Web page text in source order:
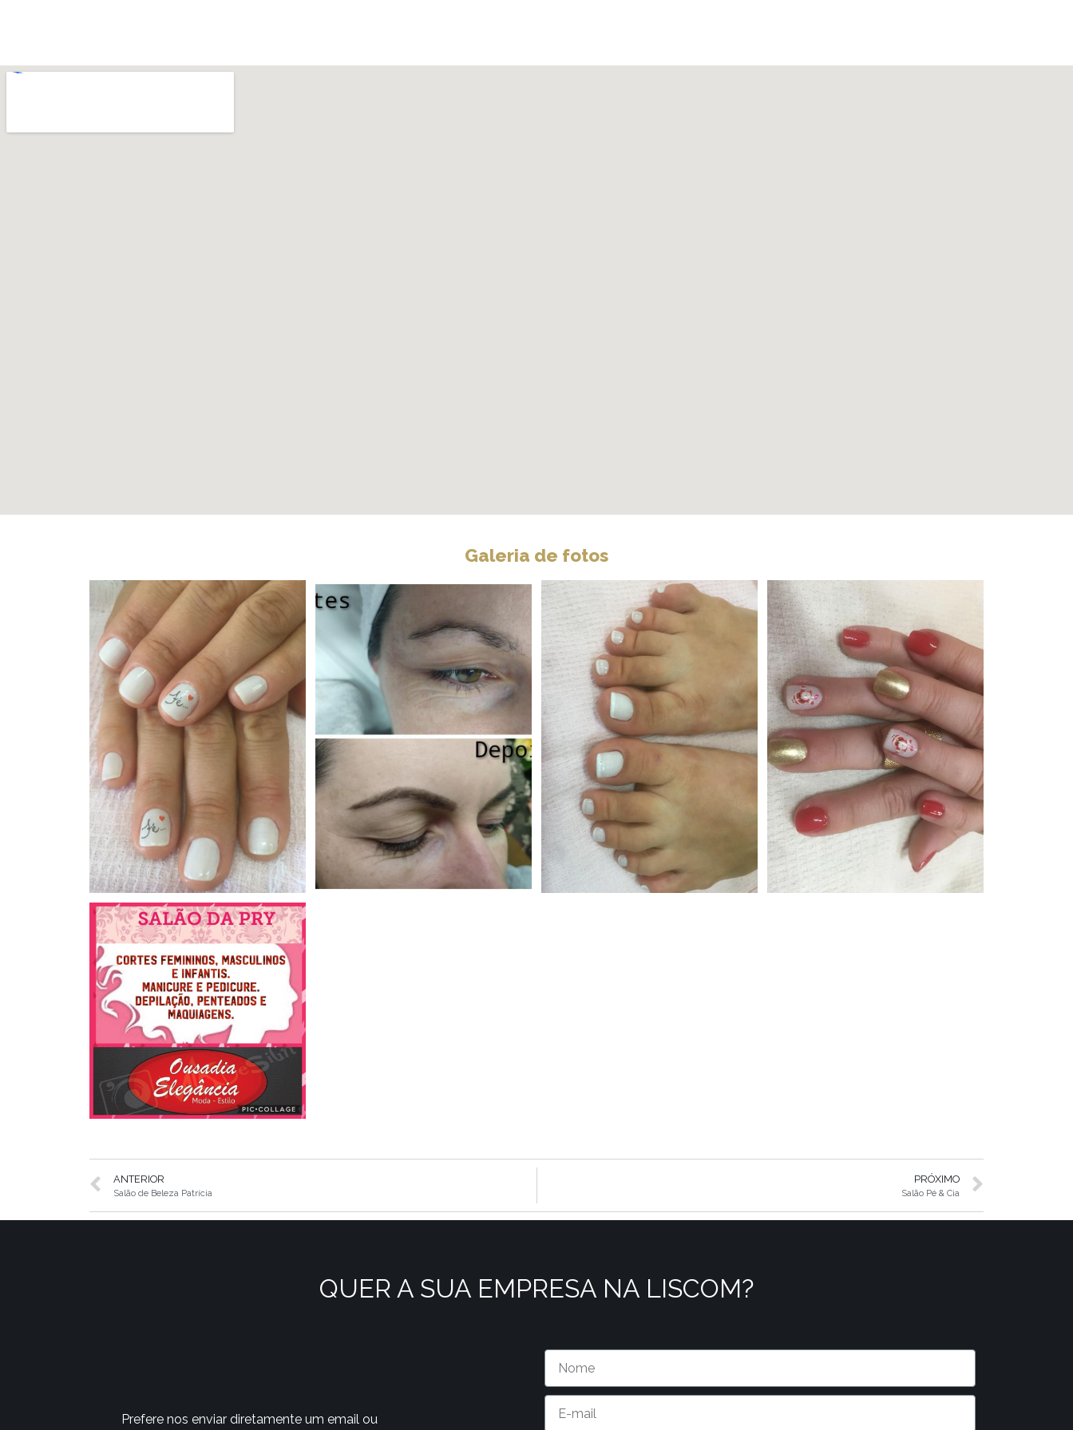
Galeria de fotos
ANTERIOR
Salão de Beleza Patrícia
PRÓXIMO
Salão Pé & Cia
QUER A SUA EMPRESA NA LISCOM?
Prefere nos enviar diretamente um email ou